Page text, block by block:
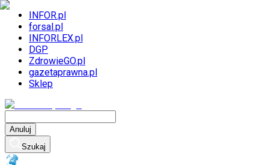
INFOR.pl
forsal.pl
INFORLEX.pl
DGP
ZdrowieGO.pl
gazetaprawna.pl
Sklep
Anuluj
Szukaj